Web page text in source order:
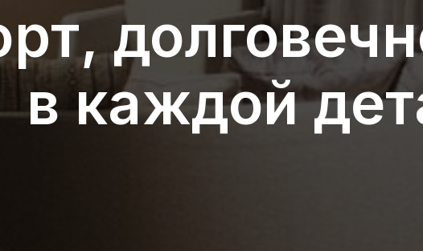
в каждой